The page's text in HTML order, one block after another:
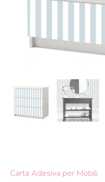
Carta Adesiva per Mobili